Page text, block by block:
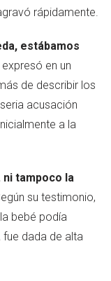
rápidamente.
estábamos
expresó en un
de describir los
acusación
a la
ni tampoco la
su testimonio,
bebé podía
fue dada de alta